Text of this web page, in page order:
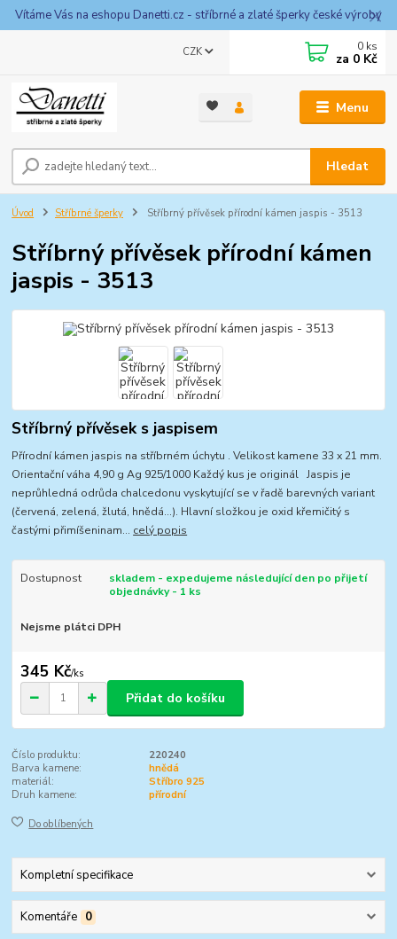
Vítáme Vás na eshopu Danetti.cz - stříbrné a zlaté šperky české výroby
Menu
CZK
Hledat
0 ks
za 0 Kč
Úvod Stříbrné šperky Stříbrný přívěsek přírodní kámen jaspis - 3513
Stříbrný přívěsek přírodní kámen
jaspis - 3513
Stříbrný přívěsek s jaspisem
Přírodní kámen jaspis na stříbrném úchytu . Velikost kamene 33 x 21 mm.
Orientační váha 4,90 g Ag 925/1000 Každý kus je originál Jaspis je
neprůhledná odrůda chalcedonu vyskytující se v řadě barevných variant
(červená, zelená, žlutá, hnědá…). Hlavní složkou je oxid křemičitý s
častými přimíšeninam... celý popis
Dostupnost
skladem - expedujeme následující den po přijetí
objednávky - 1 ks
Nejsme plátci DPH
345 Kč/ks
Přidat do košíku
Číslo produktu:
220240
Barva kamene:
hnědá
materiál:
Stříbro 925
Druh kamene:
přírodní
Do oblíbených
Kompletní specifikace
Komentáře 0